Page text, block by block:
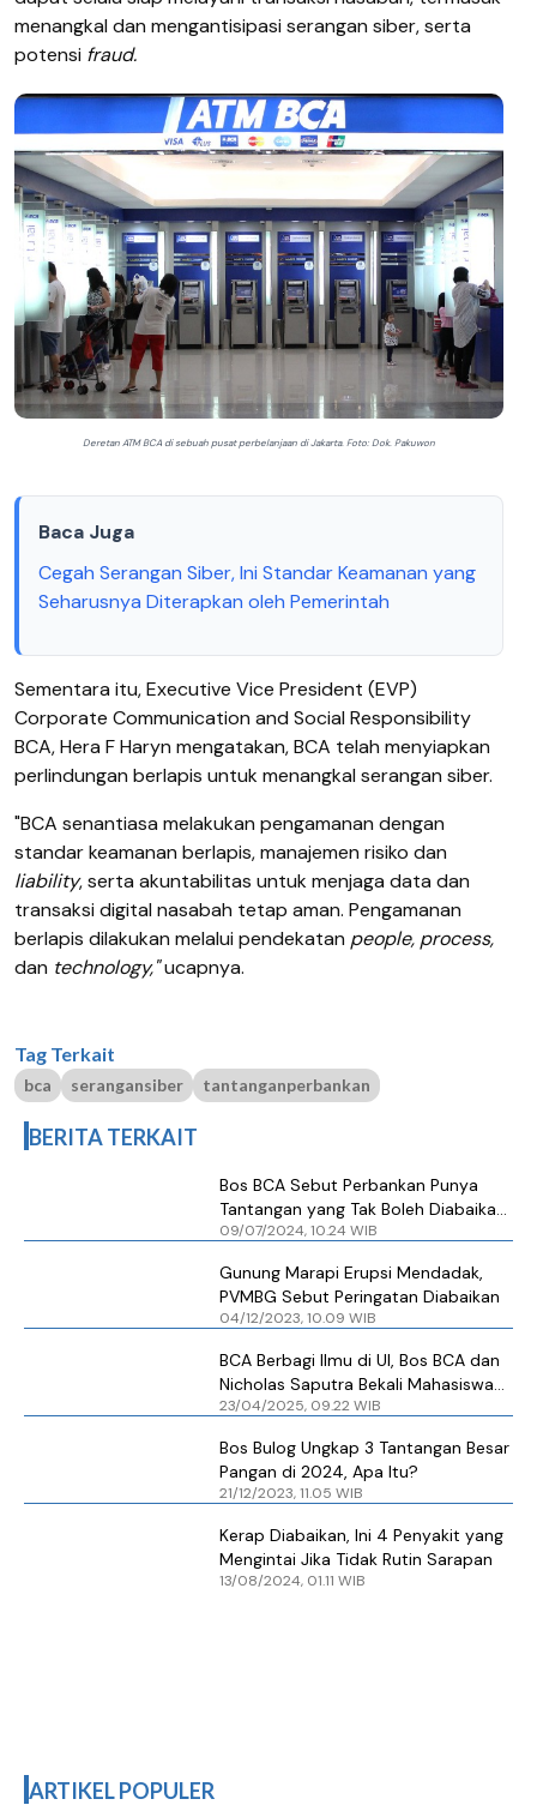
menangkal dan mengantisipasi serangan siber, serta
potensi fraud.
Deretan ATM BCA di sebuah pusat perbelanjaan di Jakarta. Foto: Dok. Pakuwon
Baca Juga
Cegah Serangan Siber, Ini Standar Keamanan yang
Seharusnya Diterapkan oleh Pemerintah
Sementara itu, Executive Vice President (EVP)
Corporate Communication and Social Responsibility
BCA, Hera F Haryn mengatakan, BCA telah menyiapkan
perlindungan berlapis untuk menangkal serangan siber.
"BCA senantiasa melakukan pengamanan dengan
standar keamanan berlapis, manajemen risiko dan
liability, serta akuntabilitas untuk menjaga data dan
transaksi digital nasabah tetap aman. Pengamanan
berlapis dilakukan melalui pendekatan people, process,
dan technology,"ucapnya.
Tag Terkait
bca serangansiber tantanganperbankan
BERITA TERKAIT
Bos BCA Sebut Perbankan Punya
Tantangan yang Tak Boleh Diabaikan,
Apa Itu?
09/07/2024, 10.24 WIB
Gunung Marapi Erupsi Mendadak,
PVMBG Sebut Peringatan Diabaikan
04/12/2023, 10.09 WIB
BCA Berbagi Ilmu di UI, Bos BCA dan
Nicholas Saputra Bekali Mahasiswa
untuk Siap Hadapi Tantangan Zaman
23/04/2025, 09.22 WIB
Bos Bulog Ungkap 3 Tantangan Besar
Pangan di 2024, Apa Itu?
21/12/2023, 11.05 WIB
Kerap Diabaikan, Ini 4 Penyakit yang
Mengintai Jika Tidak Rutin Sarapan
13/08/2024, 01.11 WIB
ARTIKEL POPULER